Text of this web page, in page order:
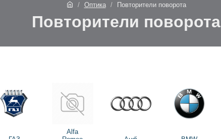
Оптика Повторители поворота
Повторители поворота
Alfa